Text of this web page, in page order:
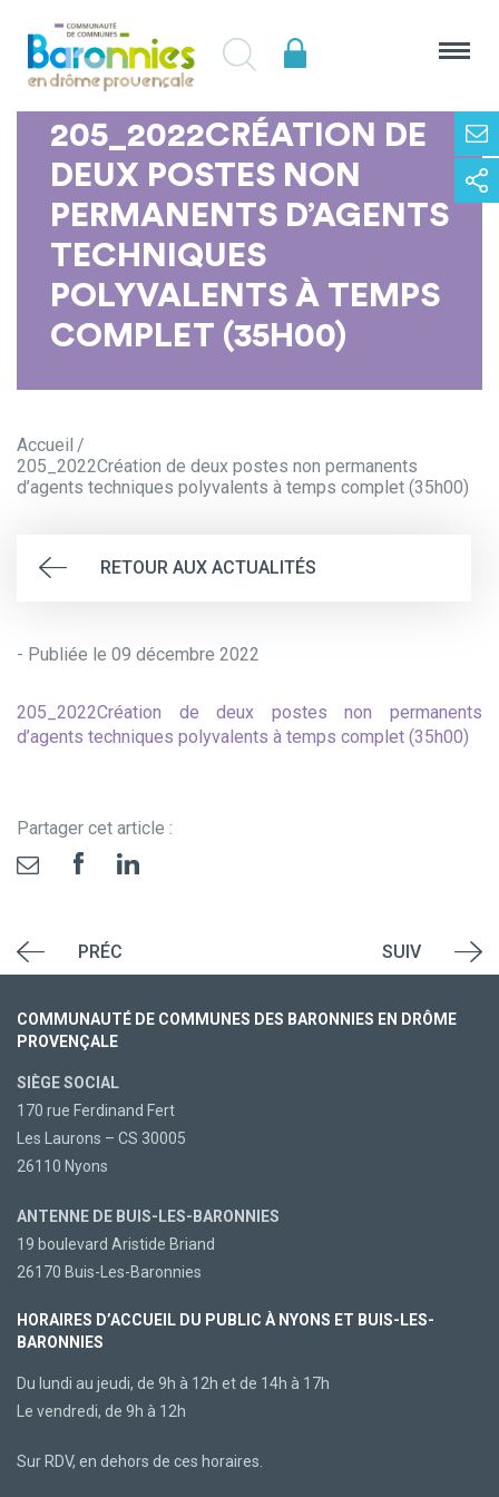
205_2022CRÉATION DE
DEUX POSTES NON
PERMANENTS D’AGENTS
TECHNIQUES
POLYVALENTS À TEMPS
COMPLET (35H00)
Accueil
205_2022Création de deux postes non permanents
d’agents techniques polyvalents à temps complet (35h00)
RETOUR AUX ACTUALITÉS
- Publiée le 09 décembre 2022
205_2022Création de deux postes non permanents
d’agents techniques polyvalents à temps complet (35h00)
Partager cet article :
PRÉC SUIV
COMMUNAUTÉ DE COMMUNES DES BARONNIES EN DRÔME
PROVENÇALE
SIÈGE SOCIAL
170 rue Ferdinand Fert
Les Laurons – CS 30005
26110 Nyons
ANTENNE DE BUIS-LES-BARONNIES
19 boulevard Aristide Briand
26170 Buis-Les-Baronnies
HORAIRES D’ACCUEIL DU PUBLIC À NYONS ET BUIS-LES-
BARONNIES
Du lundi au jeudi, de 9h à 12h et de 14h à 17h
Le vendredi, de 9h à 12h
Sur RDV, en dehors de ces horaires.